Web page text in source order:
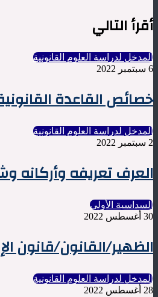
أقرأ التالي
المدخل لدراسة العلوم القانونية
6 سبتمبر 2022
خصائص القاعدة
المدخل لدراسة العلوم القانونية
2 سبتمبر 2022
العرف تعريفه وأركانه
السداسية الأولى
30 أغسطس 2022
الظهير/القانون/قانون
المدخل لدراسة العلوم القانونية
28 أغسطس 2022